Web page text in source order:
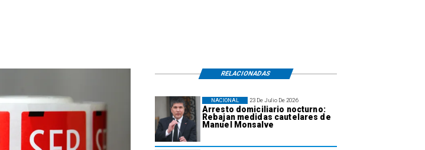
23 De Julio De 2026
Arresto domiciliario nocturno:
Rebajan medidas cautelares de
Manuel Monsalve
NACIONAL
RELACIONADAS